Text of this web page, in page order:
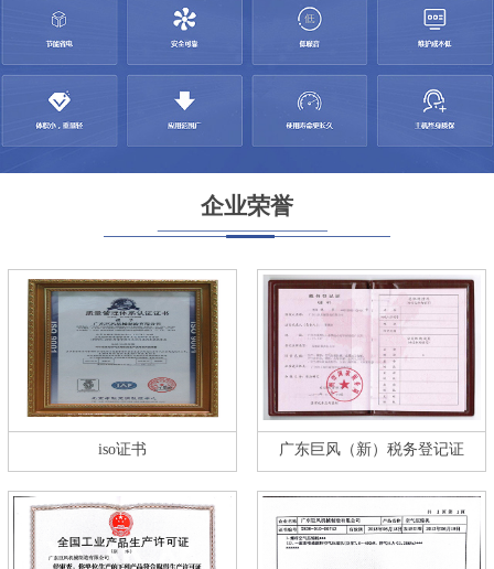
企业荣誉
iso证书 广东巨风（新）税务登记证